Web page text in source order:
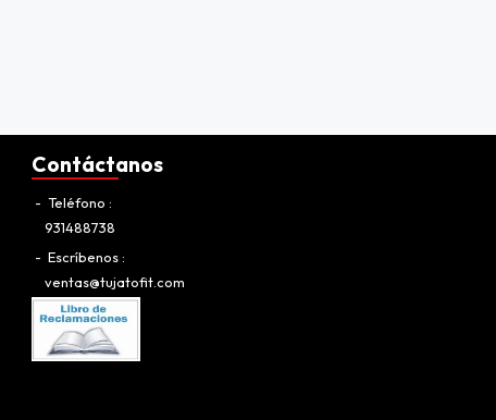
Contáctanos
Teléfono
931488738
Escríbenos
ventas@tujatofit.com